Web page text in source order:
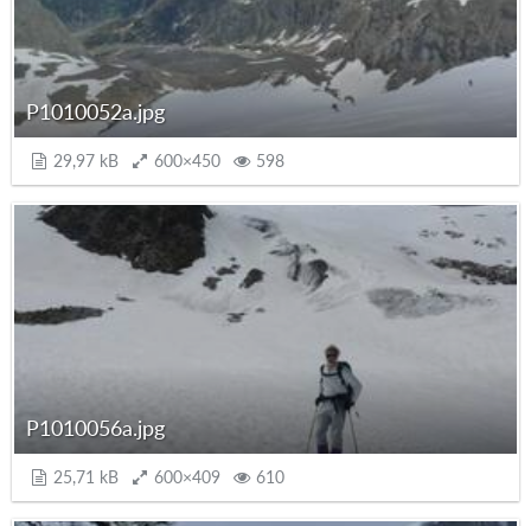
P1010052a.jpg
29,97 kB 600×450 598
P1010056a.jpg
25,71 kB 600×409 610